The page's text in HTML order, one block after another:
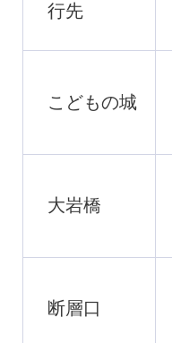
行先
こどもの城
大岩橋
断層口